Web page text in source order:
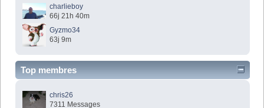
charlieboy
66j 21h 40m
Gyzmo34
63j 9m
Top membres
chris26
7311 Messages